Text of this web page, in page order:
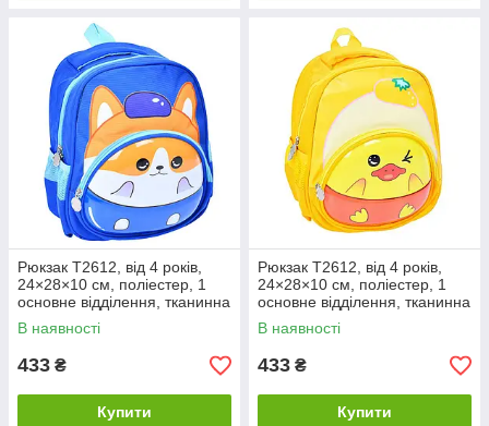
Рюкзак T2612, від 4 років,
24×28×10 см, поліестер, 1
основне відділення, тканинна
ручка, з принтом собаки,
синій
В наявності
433 ₴
Купити
Рюкзак T2612, від 4 років,
24×28×10 см, поліестер, 1
основне відділення, тканинна
ручка, з принтом качки,
жовтий
В наявності
433 ₴
Купити